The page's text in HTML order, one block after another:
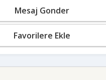
Mesaj Gonder
Favorilere Ekle